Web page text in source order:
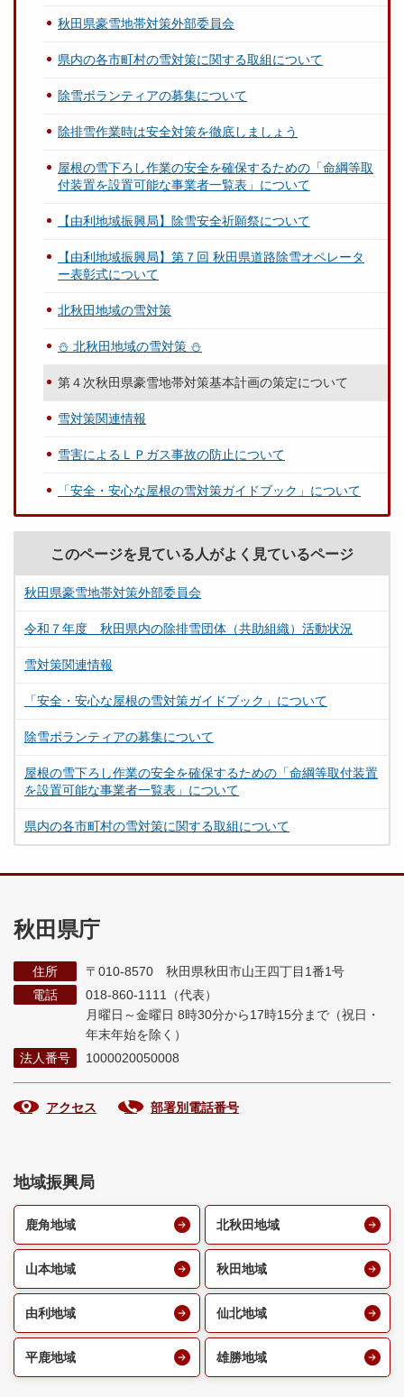
秋田県豪雪地帯対策外部委員会
県内の各市町村の雪対策に関する取組について
除雪ボランティアの募集について
除排雪作業時は安全対策を徹底しましょう
屋根の雪下ろし作業の安全を確保するための「命綱等取
付装置を設置可能な事業者一覧表」について
【由利地域振興局】除雪安全祈願祭について
【由利地域振興局】第７回 秋田県道路除雪オペレータ
ー表彰式について
北秋田地域の雪対策
⛄ 北秋田地域の雪対策 ⛄
第４次秋田県豪雪地帯対策基本計画の策定について
雪対策関連情報
雪害によるＬＰガス事故の防止について
「安全・安心な屋根の雪対策ガイドブック」について
このページを見ている人がよく見ているページ
秋田県豪雪地帯対策外部委員会
令和７年度 秋田県内の除排雪団体（共助組織）活動状況
雪対策関連情報
「安全・安心な屋根の雪対策ガイドブック」について
除雪ボランティアの募集について
屋根の雪下ろし作業の安全を確保するための「命綱等取付装置
を設置可能な事業者一覧表」について
県内の各市町村の雪対策に関する取組について
秋田県庁
住所
〒010-8570 秋田県秋田市山王四丁目1番1号
電話
018-860-1111（代表）
月曜日～金曜日 8時30分から17時15分まで （祝日・
年末年始を除く）
法人番号
1000020050008
アクセス 部署別電話番号
地域振興局
鹿角地域 北秋田地域
山本地域 秋田地域
由利地域 仙北地域
平鹿地域 雄勝地域